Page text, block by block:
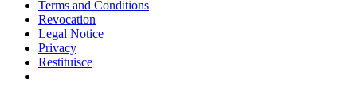
Terms and Conditions
Revocation
Legal Notice
Privacy
Restituisce